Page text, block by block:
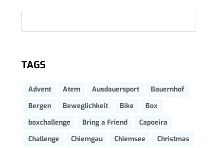
TAGS
Advent Atem Ausdauersport
Bauernhof
Bergen
Beweglichkeit Bike
Box
boxchallenge
Bring a Friend
Capoeira
Challenge
Chiemgau Chiemsee
Christmas